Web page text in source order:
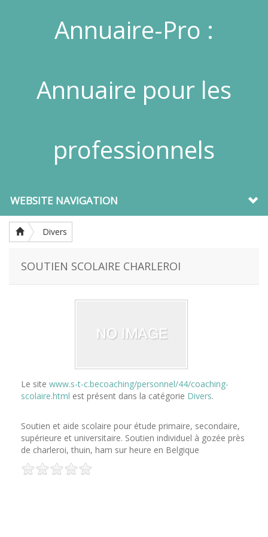
Annuaire-Pro :
Annuaire pour les
professionnels
WEBSITE NAVIGATION
Divers
SOUTIEN SCOLAIRE CHARLEROI
Le site www.s-t-c.becoaching/personnel/44/coaching-
scolaire.html est présent dans la catégorie Divers.
Soutien et aide scolaire pour étude primaire, secondaire,
supérieure et universitaire. Soutien individuel à gozée près
de charleroi, thuin, ham sur heure en Belgique